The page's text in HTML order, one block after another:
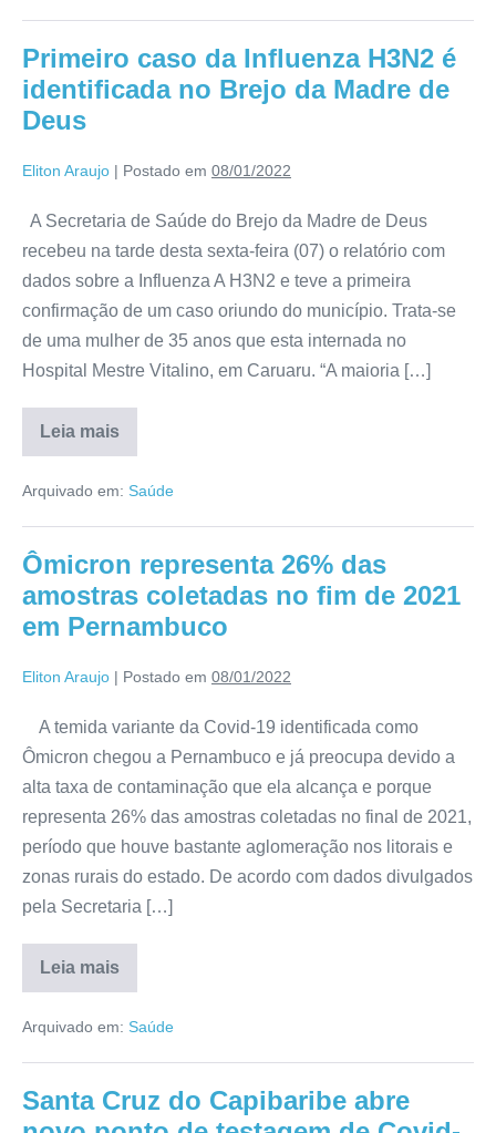
Primeiro caso da Influenza H3N2 é
identificada no Brejo da Madre de
Deus
Eliton Araujo | Postado em 08/01/2022
A Secretaria de Saúde do Brejo da Madre de Deus
recebeu na tarde desta sexta-feira (07) o relatório com
dados sobre a Influenza A H3N2 e teve a primeira
confirmação de um caso oriundo do município. Trata-se
de uma mulher de 35 anos que esta internada no
Hospital Mestre Vitalino, em Caruaru. “A maioria […]
Leia mais
Arquivado em: Saúde
Ômicron representa 26% das
amostras coletadas no fim de 2021
em Pernambuco
Eliton Araujo | Postado em 08/01/2022
A temida variante da Covid-19 identificada como
Ômicron chegou a Pernambuco e já preocupa devido a
alta taxa de contaminação que ela alcança e porque
representa 26% das amostras coletadas no final de 2021,
período que houve bastante aglomeração nos litorais e
zonas rurais do estado. De acordo com dados divulgados
pela Secretaria […]
Leia mais
Arquivado em: Saúde
Santa Cruz do Capibaribe abre